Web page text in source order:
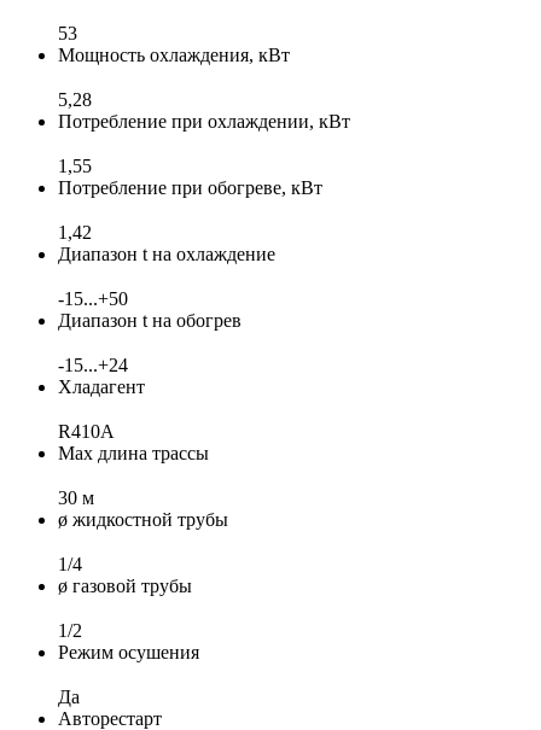
53
Мощность охлаждения, кВт
5,28
Потребление при охлаждении, кВт
1,55
Потребление при обогреве, кВт
1,42
Диапазон t на охлаждение
-15...+50
Диапазон t на обогрев
-15...+24
Хладагент
R410A
Max длина трассы
30 м
ø жидкостной трубы
1/4
ø газовой трубы
1/2
Режим осушения
Да
Авторестарт